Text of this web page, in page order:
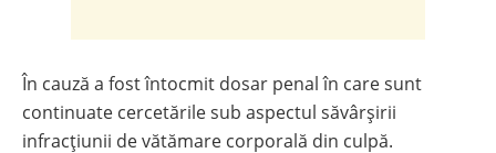
În cauză a fost întocmit dosar penal în care sunt
continuate cercetările sub aspectul săvârșirii
infracțiunii de vătămare corporală din culpă.